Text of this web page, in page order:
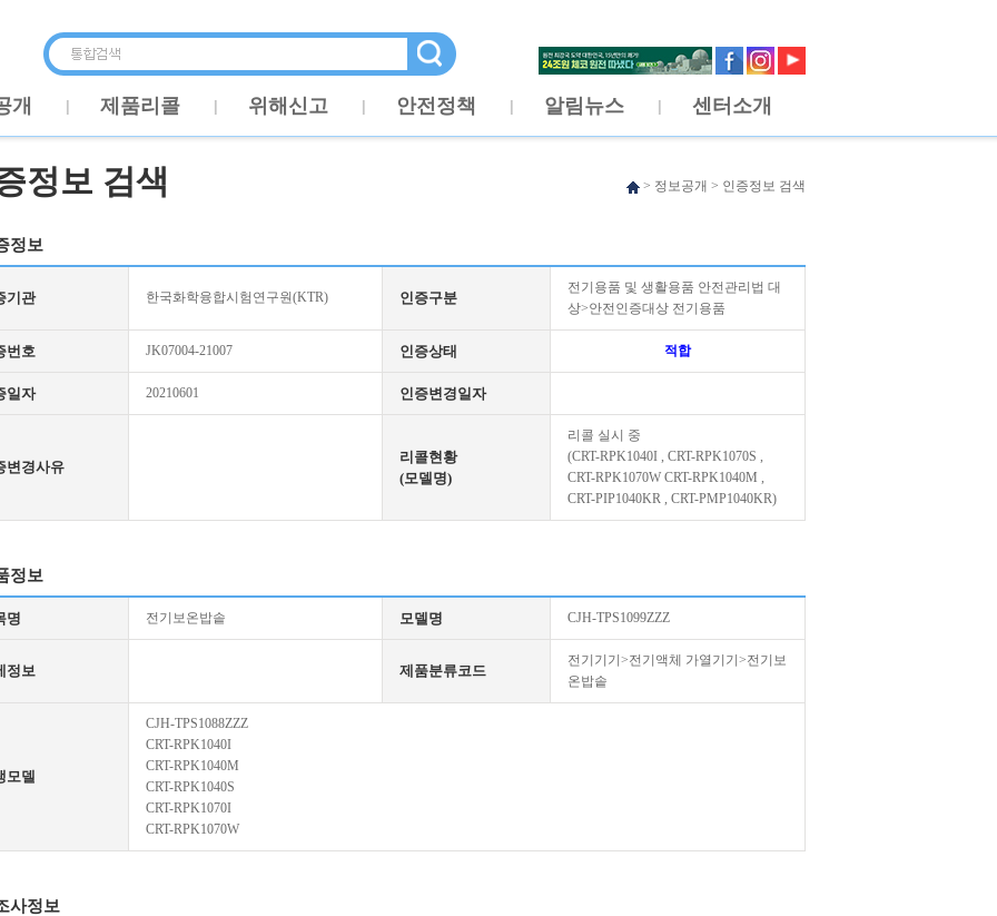
개 제품리콜 위해신고 안전정책 알림뉴스 센터소개
정보 검색 > 정보공개 > 인증정보 검색
정보
기관 한국화학융합시험연구원(KTR) 인증구분
전기용품 및 생활용품 안전관리법 대
상>안전인증대상 전기용품
번호 JK07004-21007 인증상태 적합
일자 20210601 인증변경일자
변경사유
리콜현황
(모델명)
리콜 실시 중
(CRT-RPK1040I , CRT-RPK1070S ,
CRT-RPK1070W CRT-RPK1040M ,
CRT-PIP1040KR , CRT-PMP1040KR)
정보
명 전기보온밥솥 모델명 CJH-TPS1099ZZZ
정보 제품분류코드
전기기기>전기액체 가열기기>전기보
온밥솥
모델
CJH-TPS1088ZZZ
CRT-RPK1040I
CRT-RPK1040M
CRT-RPK1040S
CRT-RPK1070I
CRT-RPK1070W
사정보